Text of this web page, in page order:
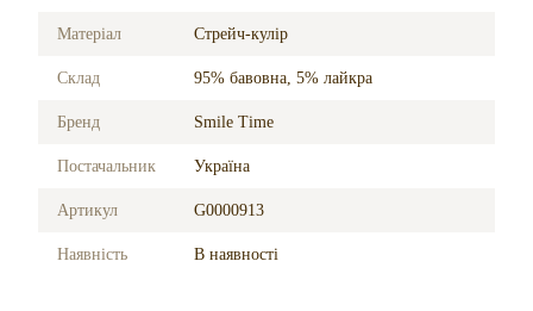
Матеріал Стрейч-кулір
Склад 95% бавовна, 5% лайкра
Бренд Smile Time
Постачальник Україна
Артикул G0000913
Наявність В наявності